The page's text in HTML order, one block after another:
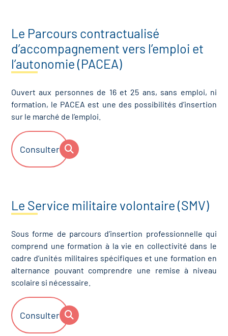
Le Parcours contractualisé
d’accompagnement vers l’emploi et
l’autonomie (PACEA)
Ouvert aux personnes de 16 et 25 ans, sans emploi, ni
formation, le PACEA est une des possibilités d’insertion
sur le marché de l’emploi.
Consulter
Le Service militaire volontaire (SMV)
Sous forme de parcours d’insertion professionnelle qui
comprend une formation à la vie en collectivité dans le
cadre d’unités militaires spécifiques et une formation en
alternance pouvant comprendre une remise à niveau
scolaire si nécessaire.
Consulter